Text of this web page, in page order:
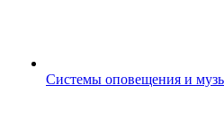
Системы оповещения и